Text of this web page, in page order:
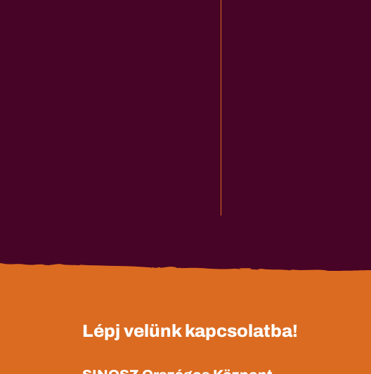
Lépj velünk kapcsolatba!